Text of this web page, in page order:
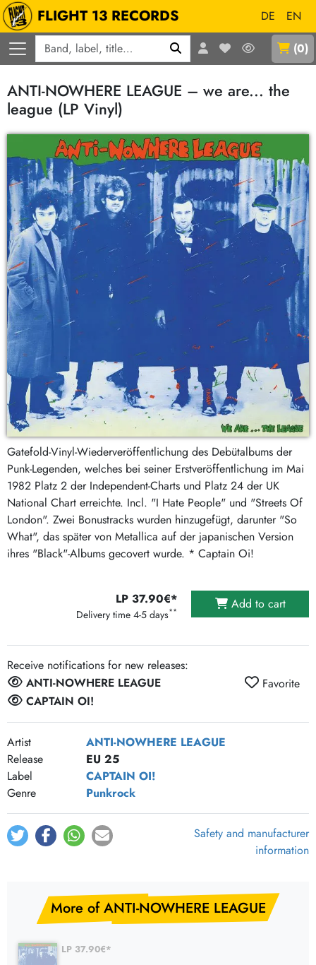
FLIGHT 13 RECORDS DE
EN
(0)
ANTI-NOWHERE LEAGUE – we are... the
league (LP Vinyl)
Gatefold-Vinyl-Wiederveröffentlichung des Debütalbums der
Punk-Legenden, welches bei seiner Erstveröffentlichung im Mai
1982 Platz 2 der Independent-Charts und Platz 24 der UK
National Chart erreichte. Incl. "I Hate People" und "Streets Of
London". Zwei Bonustracks wurden hinzugefügt, darunter "So
What", das später von Metallica auf der japanischen Version
ihres "Black"-Albums gecovert wurde. * Captain Oi!
LP 37.90€*
Delivery time 4-5 days**
Add to cart
Receive notifications for new releases:
ANTI-NOWHERE LEAGUE
CAPTAIN OI!
Favorite
Artist
ANTI-NOWHERE LEAGUE
Release
EU 25
Label
CAPTAIN OI!
Genre
Punkrock
Safety and manufacturer
information
More of ANTI-NOWHERE LEAGUE
LP 37.90€*